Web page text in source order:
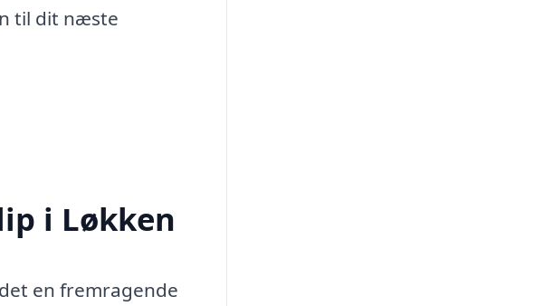
til dit næste
i Løkken
en fremragende